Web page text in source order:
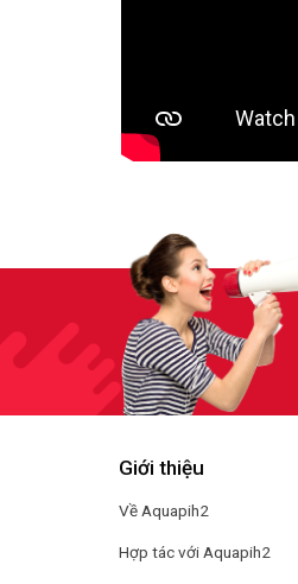
Giới thiệu
Về Aquapih2
Hợp tác với Aquapih2